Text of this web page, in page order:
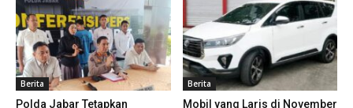
Berita
Polda Jabar Tetapkan
Berita
Mobil yang Laris di November